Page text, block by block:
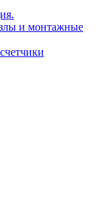
и монтажные